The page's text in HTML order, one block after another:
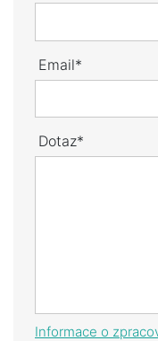
Email*
Dotaz*
Informace o